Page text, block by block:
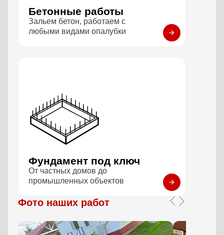
Бетонные работы
Зальем бетон, работаем с
любыми видами опалубки
Фундамент под ключ
От частных домов до
промышленных объектов
Фото наших работ